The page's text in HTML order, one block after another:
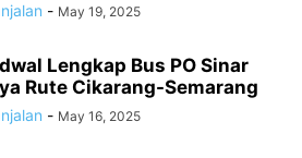
- May 19, 2025
Lengkap Bus PO Sinar
Rute Cikarang-Semarang
- May 16, 2025